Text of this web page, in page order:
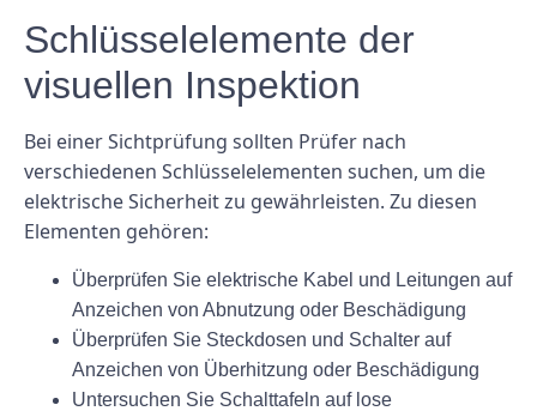
Schlüsselelemente der
visuellen Inspektion
Bei einer Sichtprüfung sollten Prüfer nach
verschiedenen Schlüsselelementen suchen, um die
elektrische Sicherheit zu gewährleisten. Zu diesen
Elementen gehören:
Überprüfen Sie elektrische Kabel und Leitungen auf
Anzeichen von Abnutzung oder Beschädigung
Überprüfen Sie Steckdosen und Schalter auf
Anzeichen von Überhitzung oder Beschädigung
Untersuchen Sie Schalttafeln auf lose